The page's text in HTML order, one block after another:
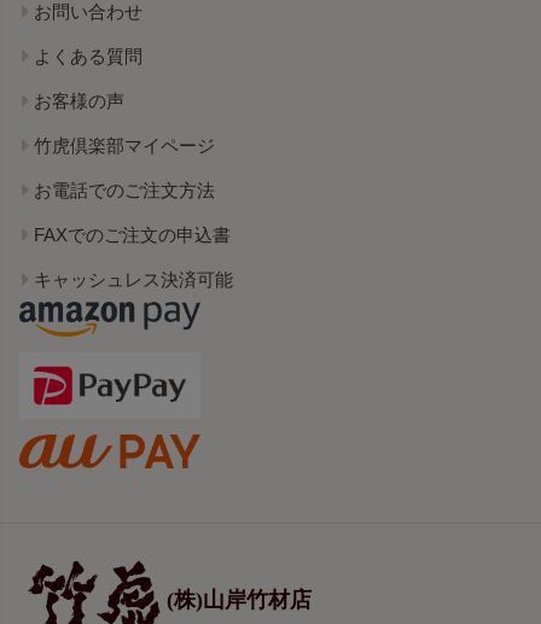
お問い合わせ
よくある質問
お客様の声
竹虎倶楽部マイページ
お電話でのご注文方法
FAXでのご注文の申込書
キャッシュレス決済可能
(株)山岸竹材店